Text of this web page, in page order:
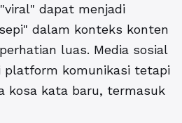
dapat menjadi
dalam konteks konten
luas. Media sosial
platform komunikasi tetapi
kosa kata baru, termasuk